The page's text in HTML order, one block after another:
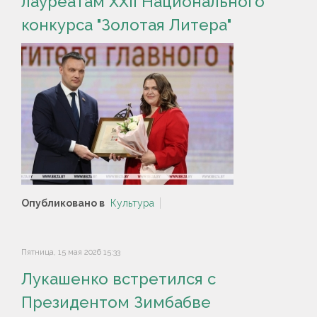
конкурса "Золотая Литера"
Опубликовано в Культура
Пятница, 15 мая 2026 15:33
Лукашенко встретился с
Президентом Зимбабве